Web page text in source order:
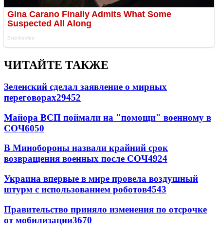
ЧИТАЙТЕ ТАКЖЕ
Зеленский сделал заявление о мирных
переговорах29452
Майора ВСП поймали на "помощи" военному в
СОЧ6050
В Минобороны назвали крайний срок
возвращения военных после СОЧ4924
Украина впервые в мире провела воздушный
штурм с использованием роботов4543
Правительство приняло изменения по отсрочке
от мобилизации3670